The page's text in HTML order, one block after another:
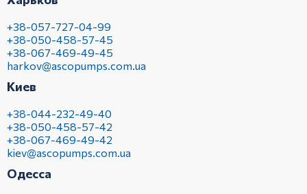
+38-057-727-04-99
+38-050-458-57-45
+38-067-469-49-45
harkov@ascopumps.com.ua
Киев
+38-044-232-49-40
+38-050-458-57-42
+38-067-469-49-42
kiev@ascopumps.com.ua
Одесса